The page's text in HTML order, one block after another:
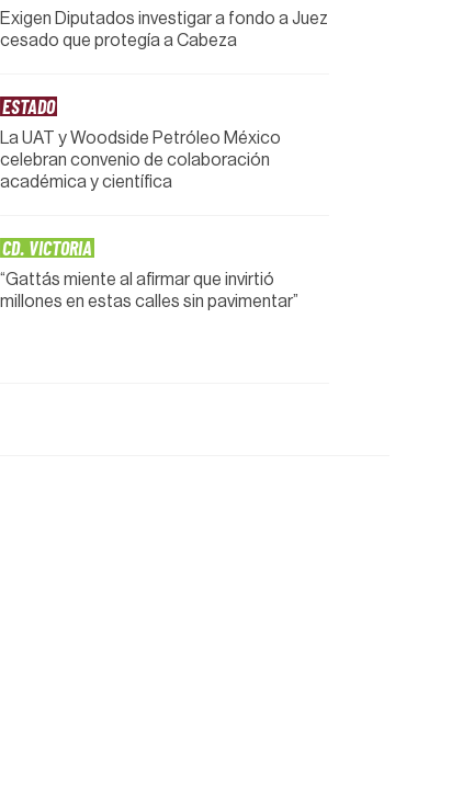
Exigen Diputados investigar a fondo a Juez
cesado que protegía a Cabeza
ESTADO
La UAT y Woodside Petróleo México
celebran convenio de colaboración
académica y científica
CD. VICTORIA
“Gattás miente al afirmar que invirtió
millones en estas calles sin pavimentar”